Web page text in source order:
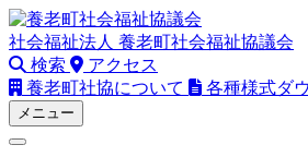
Skip
to
content
社会福祉法人 養老町社会福祉協議会
検索
アクセス
養老町社協について
各種様式ダ
メニュー